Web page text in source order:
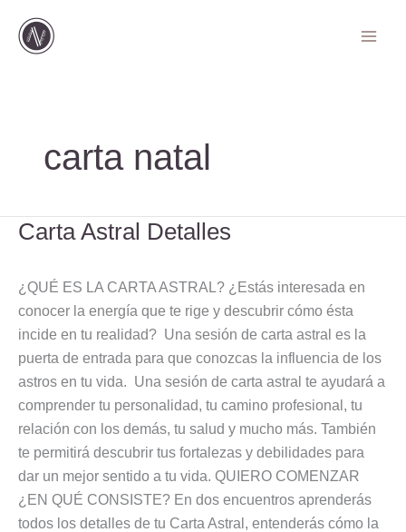
contenido
carta natal
Carta Astral Detalles
¿QUÉ ES LA CARTA ASTRAL? ¿Estás interesada en
conocer la energía que te rige y descubrir cómo ésta
incide en tu realidad? Una sesión de carta astral es la
puerta de entrada para que conozcas la influencia de los
astros en tu vida. Una sesión de carta astral te ayudará a
comprender tu personalidad, tu camino profesional, tu
relación con los demás, tu salud y mucho más. También
te permitirá descubrir tus fortalezas y debilidades para
dar un mejor sentido a tu vida. QUIERO COMENZAR
¿EN QUÉ CONSISTE? En dos encuentros aprenderás
todos los detalles de tu Carta Astral, entenderás cómo la
Carta